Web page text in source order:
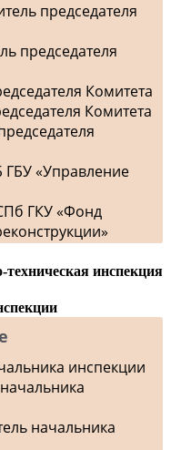
председателя
председателя
Комитета
Комитета
ГБУ «Управление
ГКУ «Фонд
техническая инспекция
инспекции
начальника